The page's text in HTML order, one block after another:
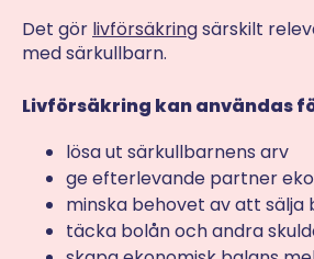
Det gör livförsäkringsärskilt
med särkullbarn.
Livförsäkring kan användas
lösa ut särkullbarnens arv
ge efterlevande partner
minska behovet av att sälja
täcka bolån och andra